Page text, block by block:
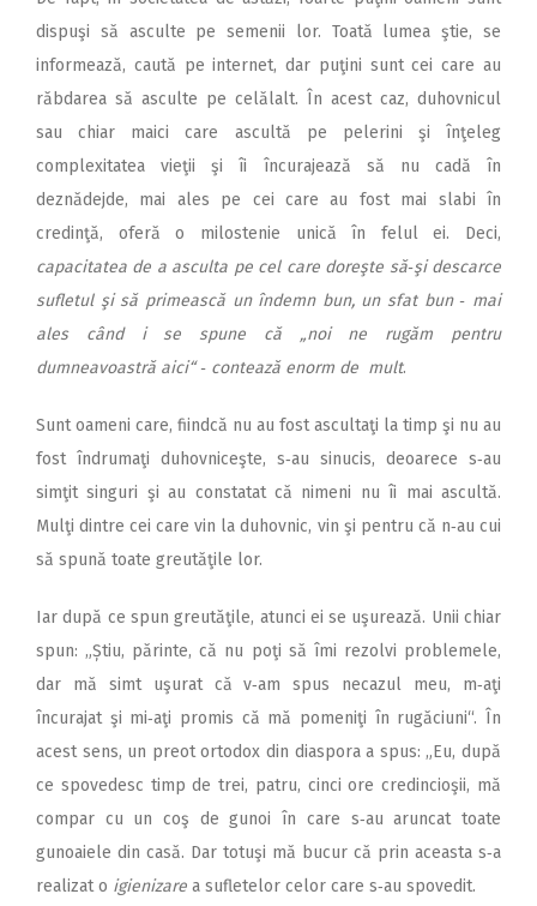
dispuşi să asculte pe semenii lor. Toată lumea ştie, se
informează, caută pe internet, dar puţini sunt cei care au
răbdarea să asculte pe celălalt. În acest caz, duhovnicul
sau chiar maici care ascultă pe pelerini şi înţeleg
complexitatea vieţii şi îi încurajează să nu cadă în
deznădejde, mai ales pe cei care au fost mai slabi în
credinţă, oferă o milostenie unică în felul ei. Deci,
capacitatea de a asculta pe cel care doreşte să‑şi descarce
sufletul şi să primească un îndemn bun, un sfat bun ‑ mai
ales când i se spune că „noi ne rugăm pentru
dumneavoastră aici“ ‑ contează enorm de mult.
Sunt oameni care, fiindcă nu au fost ascultaţi la timp şi nu au
fost îndrumaţi duhovniceşte, s‑au sinucis, deoarece s‑au
simţit singuri şi au constatat că nimeni nu îi mai ascultă.
Mulţi dintre cei care vin la duhovnic, vin şi pentru că n‑au cui
să spună toate greutăţile lor.
Iar după ce spun greutăţile, atunci ei se uşurează. Unii chiar
spun: „Știu, părinte, că nu poţi să îmi rezolvi problemele,
dar mă simt uşurat că v‑am spus necazul meu, m‑aţi
încurajat şi mi‑aţi promis că mă pomeniţi în rugăciuni“. În
acest sens, un preot ortodox din diaspora a spus: „Eu, după
ce spovedesc timp de trei, patru, cinci ore credincioşii, mă
compar cu un coş de gunoi în care s‑au aruncat toate
gunoaiele din casă. Dar totuşi mă bucur că prin aceasta s‑a
realizat o igienizare a sufletelor celor care s‑au spovedit.